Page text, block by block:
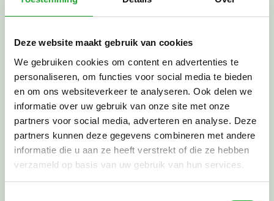
Deze website maakt gebruik van cookies
We gebruiken cookies om content en advertenties te
personaliseren, om functies voor social media te bieden
en om ons websiteverkeer te analyseren. Ook delen we
informatie over uw gebruik van onze site met onze
partners voor social media, adverteren en analyse. Deze
partners kunnen deze gegevens combineren met andere
informatie die u aan ze heeft verstrekt of die ze hebben
verzameld op basis van uw gebruik van hun services.
De Zwingelspaan 10, 4761 XJ, Zevenbergen
Afspraak inplannen